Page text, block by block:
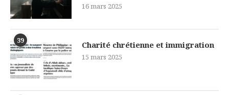
16 mars 2025
39 Charité chrétienne et immigration
15 mars 2025